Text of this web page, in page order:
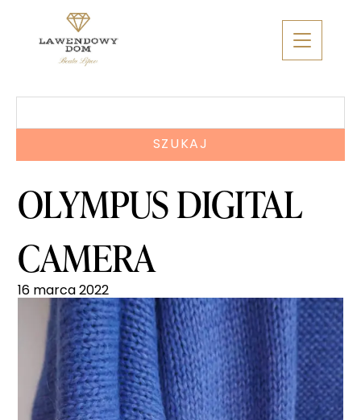
OLYMPUS DIGITAL
CAMERA
16 marca 2022